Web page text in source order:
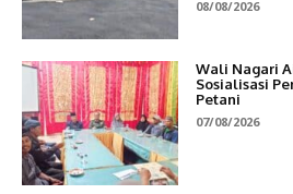
08/08/2026
Wali Nagari
Sosialisasi
Petani
07/08/2026